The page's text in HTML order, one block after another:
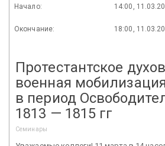
Начало: 14:00,
Окончание: 18:00,
Протестантское
военная
в период
1813 — 1815 гг
Семинары